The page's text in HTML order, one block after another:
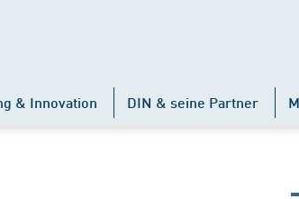
& Innovation DIN & seine Partner